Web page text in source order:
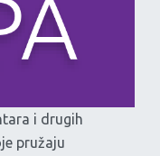
i drugih
pružaju